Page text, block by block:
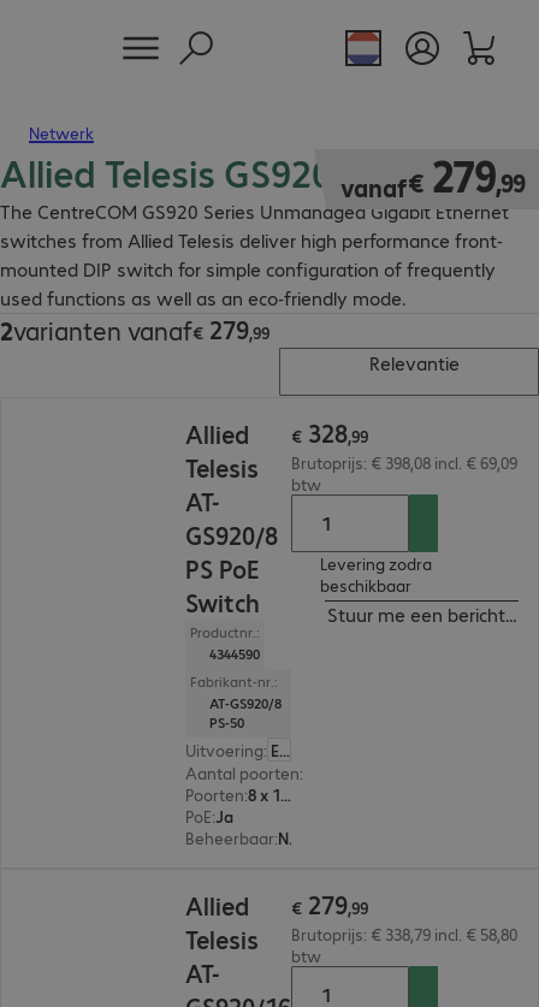
Netwerk
Allied Telesis GS920 Switch
The CentreCOM GS920 Series Unmanaged Gigabit Ethernet
switches from Allied Telesis deliver high performance front-
mounted DIP switch for simple configuration of frequently
used functions as well as an eco-friendly mode.
vanaf€ 279,99
€ 279,99
2varianten vanaf€ 279,99
€ 279,99
Relevantie
Allied
Telesis
AT-
GS920/8
PS PoE
Switch
Productnr.:
4344590
Fabrikant-nr.:
AT-GS920/8
PS-50
Uitvoering: Europa
Aantal poorten:
Poorten:
8 x 10/100/1000 RJ45
PoE:Ja
Beheerbaar: Nee
€ 328,99
Brutoprijs: € 398,08 incl. € 69,09
btw
Levering zodra
beschikbaar
Stuur me een bericht
Allied
Telesis
AT-
€ 279,99
Brutoprijs: € 338,79 incl. € 58,80
btw